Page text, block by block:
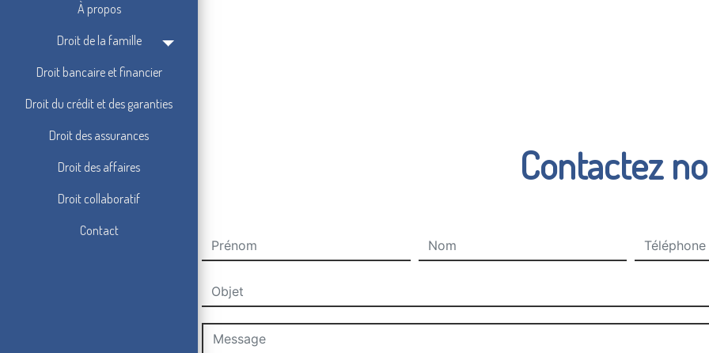
À propos
Droit de la famille
Droit bancaire et financier
Droit du crédit et des garanties
Droit des assurances
Droit des affaires
Droit collaboratif
Contact
Contactez